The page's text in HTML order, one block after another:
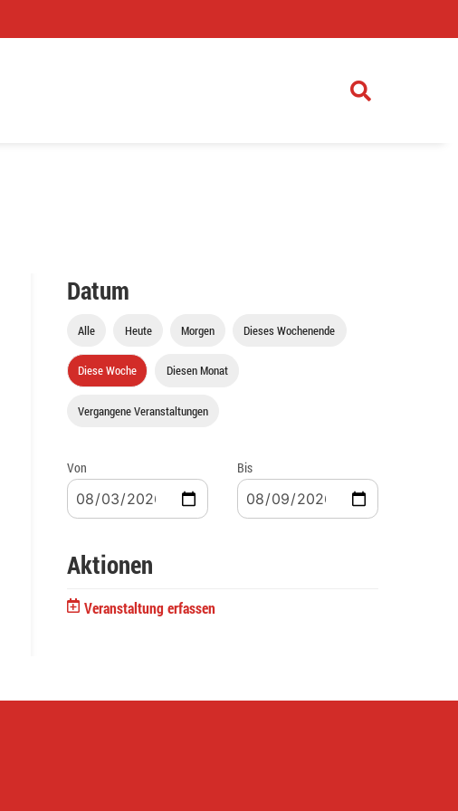
Datum
Alle Heute Morgen Dieses Wochenende
Diese Woche Diesen Monat
Vergangene Veranstaltungen
Von Bis
Aktionen
Veranstaltung erfassen